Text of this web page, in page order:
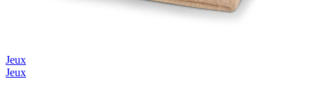
Jeux
Jeux